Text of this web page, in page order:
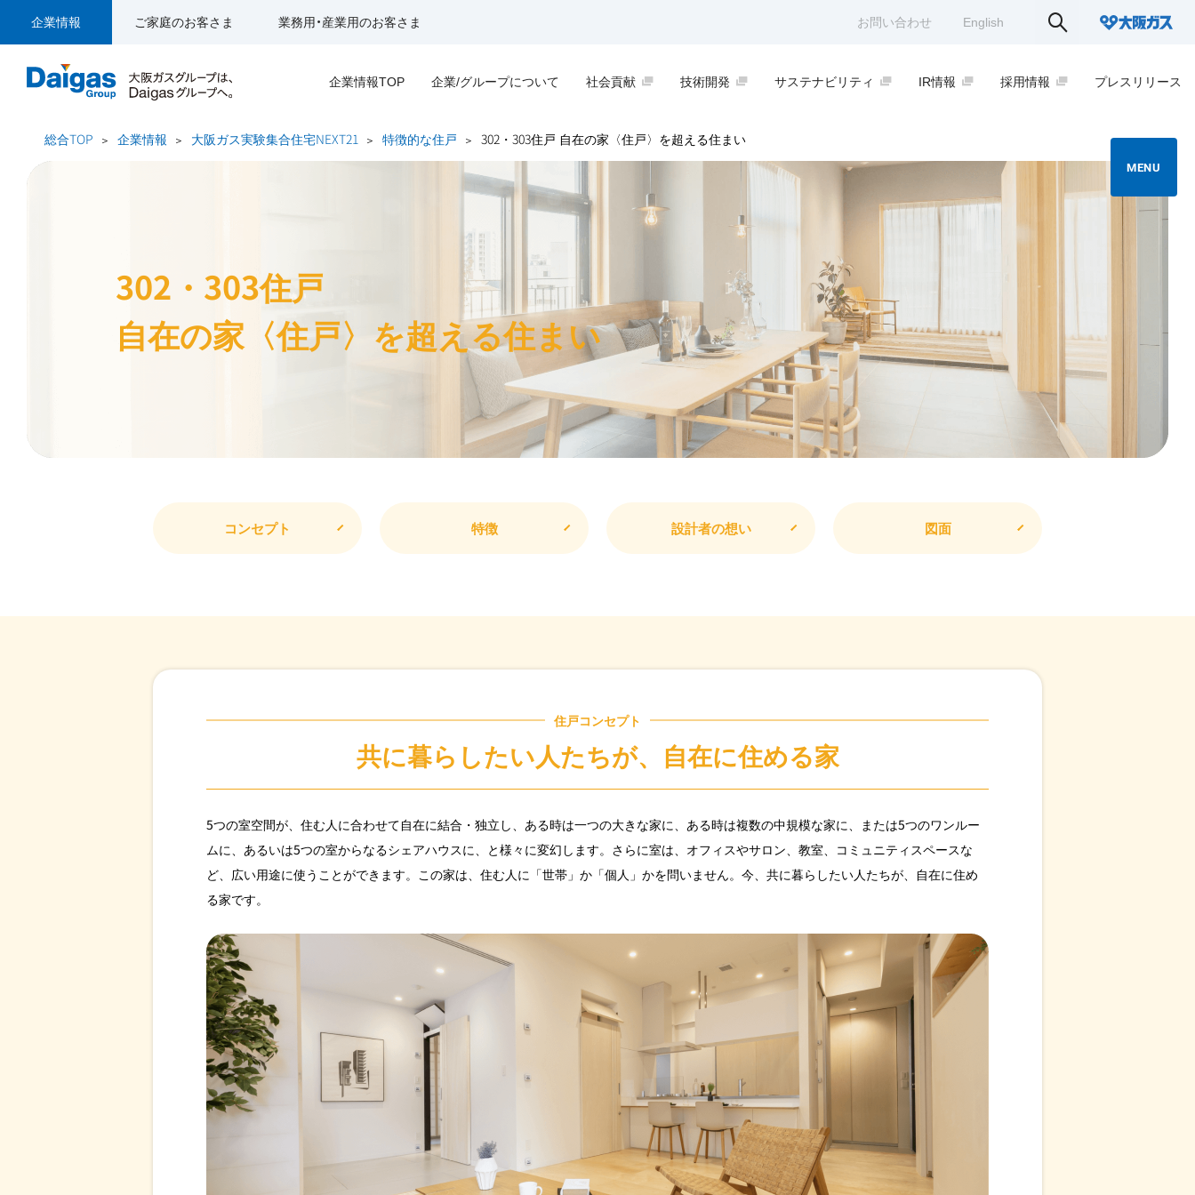
企業情報 ご家庭のお客さま 業務用・産業用のお客さま お問い合わせ English
企業情報TOP 企業/グループについて 社会貢献 技術開発 サステナビリティ IR情報 採用情報 プレスリリース
MENU
総合TOP 企業情報 大阪ガス実験集合住宅NEXT21 特徴的な住戸 302・303住戸 自在の家〈住戸〉を超える住まい
302・303住戸
自在の家〈住戸〉を超える住まい
コンセプト 特徴 設計者の想い 図面
住戸コンセプト
共に暮らしたい人たちが、 自在に住める家
5つの室空間が、住む人に合わせて自在に結合・独立し、ある時は一つの大きな家に、ある時は複数の中規模な家に、または5つのワンルー
ムに、あるいは5つの室からなるシェアハウスに、と様々に変幻します。さらに室は、オフィスやサロン、教室、コミュニティスペースな
ど、広い用途に使うことができます。この家は、住む人に「世帯」か「個人」かを問いません。今、共に暮らしたい人たちが、自在に住め
る家です。